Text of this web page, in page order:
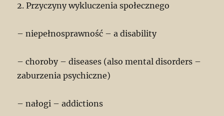
2. Przyczyny wykluczenia społecznego
– niepełnosprawność – a disability
– choroby – diseases (also mental disorders –
zaburzenia psychiczne)
– nałogi – addictions